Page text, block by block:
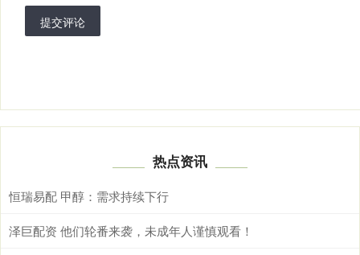
提交评论
热点资讯
恒瑞易配 甲醇：需求持续下行
泽巨配资 他们轮番来袭，未成年人谨慎观看！